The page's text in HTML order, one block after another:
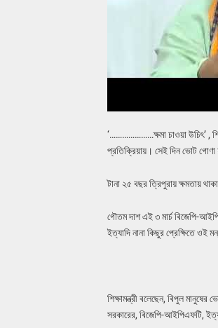
‘…………………ক্ষমা চাওয়া উচিৎ’ ,
প্রতিক্রিয়ায়। সেই দিন ভোট গোণা
টানা ২৫ বছর ত্রিপুরায় ক্ষমতায়
গৌতম দাশ এই ৩ মার্চ বিজেপি-
ইত্যাদি নানা কিছুর প্রেক্ষিতে ওই
শিক্ষামন্ত্রী বলেছেন, বিপুল
সরকারের, বিজেপি-আইপিএফটি,